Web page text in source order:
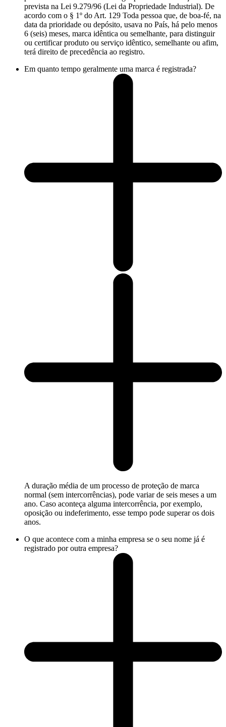
prevista na Lei 9.279/96 (Lei da Propriedade Industrial). De
acordo com o § 1º do Art. 129 Toda pessoa que, de boa-fé, na
data da prioridade ou depósito, usava no País, há pelo menos
6 (seis) meses, marca idêntica ou semelhante, para distinguir
ou certificar produto ou serviço idêntico, semelhante ou afim,
terá direito de precedência ao registro.
Em quanto tempo geralmente uma marca é registrada?
A duração média de um processo de proteção de marca
normal (sem intercorrências), pode variar de seis meses a um
ano. Caso aconteça alguma intercorrência, por exemplo,
oposição ou indeferimento, esse tempo pode superar os dois
anos.
O que acontece com a minha empresa se o seu nome já é
registrado por outra empresa?